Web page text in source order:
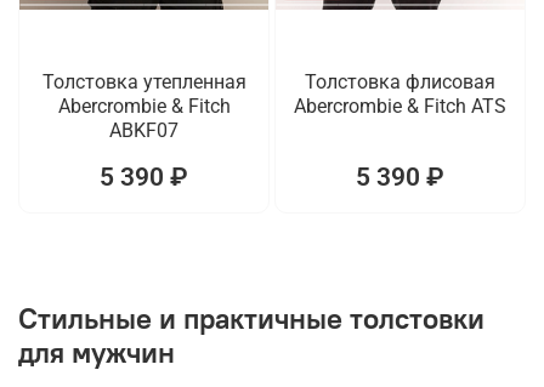
Толстовка утепленная
Abercrombie & Fitch
ABKF07
5 390 ₽
Толстовка флисовая
Abercrombie & Fitch ATS
5 390 ₽
Стильные и практичные толстовки
для мужчин